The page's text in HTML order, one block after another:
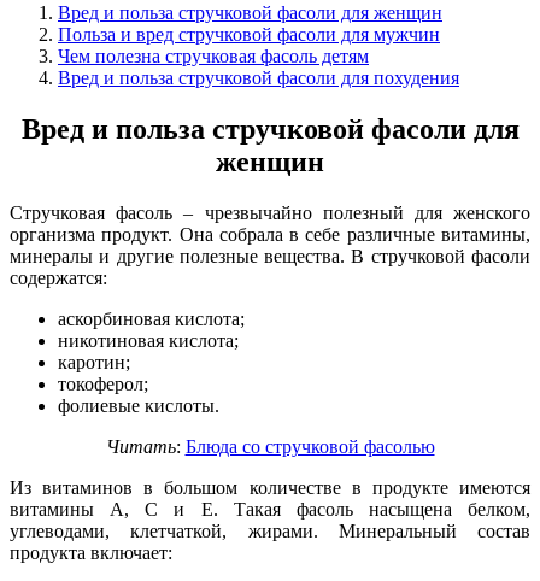
Вред и польза стручковой фасоли для женщин
Польза и вред стручковой фасоли для мужчин
Чем полезна стручковая фасоль детям
Вред и польза стручковой фасоли для похудения
Вред и польза стручковой фасоли для
женщин
Стручковая фасоль – чрезвычайно полезный для женского
организма продукт. Она собрала в себе различные витамины,
минералы и другие полезные вещества. В стручковой фасоли
содержатся:
аскорбиновая кислота;
никотиновая кислота;
каротин;
токоферол;
фолиевые кислоты.
Читать: Блюда со стручковой фасолью
Из витаминов в большом количестве в продукте имеются
витамины А, С и Е. Такая фасоль насыщена белком,
углеводами, клетчаткой, жирами. Минеральный состав
продукта включает: